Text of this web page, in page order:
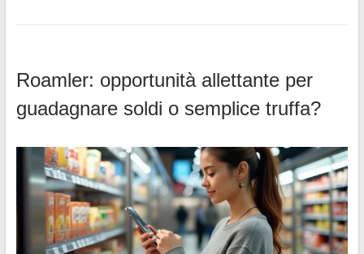
Roamler: opportunità allettante per
guadagnare soldi o semplice truffa?